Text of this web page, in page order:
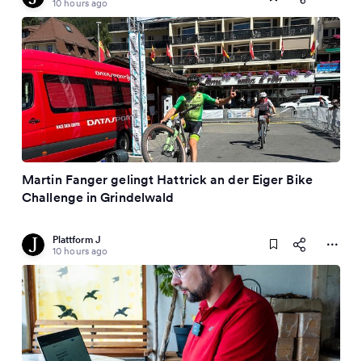
10 hours ago
Martin Fanger gelingt Hattrick an der Eiger Bike
Challenge in Grindelwald
Plattform J
10 hours ago